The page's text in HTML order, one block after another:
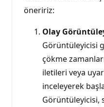
öneririz:
Olay
Görüntüleyicisi
çökme
iletileri veya
inceleyerek
Görüntüleyicisi,